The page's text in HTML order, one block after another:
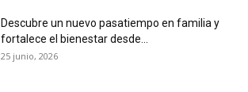
Descubre un nuevo pasatiempo en familia y
fortalece el bienestar desde...
25 junio, 2026